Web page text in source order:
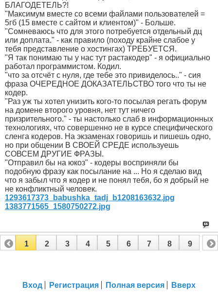
БЛАГОДЕТЕЛЬ?!
"Максимум вместе со всеми файлами пользователей =
5гб (15 вместе с сайтом и клиентом)" - Больше.
"Сомневаюсь что для этого потребуется отдельный дц
или доплата." - как правило (походу крайне слабое у
тебя представление о хостингах) ТРЕБУЕТСЯ.
"Я так понимаю ты у нас тут растакодер" - я официально
работал программистом. Кодил.
"что за отсчёт с нуля, где тебе это привиделось.." - сия
фраза ОЧЕРЕДНОЕ ДОКАЗАТЕЛЬСТВО того что ты не
кодер.
"Раз уж ты хотел унизить кого-то посылая регать форум
на домене второго уровня, нет тут ничего
призрительного." - ты настолько слаб в информационных
технологиях, что совершенно не в курсе специфического
сленга кодеров. На экзаменах говоришь и пишешь одно,
но при общении В СВОЕЙ СРЕДЕ используешь
СОВСЕМ ДРУГИЕ ФРАЗЫ.
"Отправил бы на юкоз" - кодеры восприняли бы
подобную фразу как посылание на ... Но я сделаю вид
что я забыл что я кодер и не понял тебя, бо я добрый не
не конфликтный человек.
1293617373_babushka_tadj_b1208163632.jpg
1383771565_1580750272.jpg
1 2 3 4 5 6 7 8 9
Вход Регистрация Полная версия Вверх